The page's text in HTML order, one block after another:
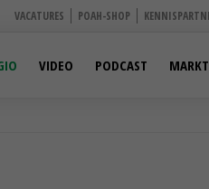
VACATURES POAH-SHOP
VIDEO PODCAST